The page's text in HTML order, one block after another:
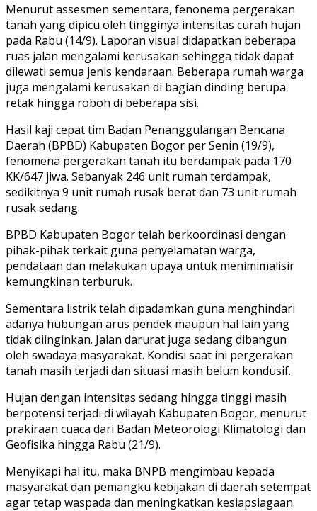
Menurut assesmen sementara, fenonema pergerakan
tanah yang dipicu oleh tingginya intensitas curah hujan
pada Rabu (14/9). Laporan visual didapatkan beberapa
ruas jalan mengalami kerusakan sehingga tidak dapat
dilewati semua jenis kendaraan. Beberapa rumah warga
juga mengalami kerusakan di bagian dinding berupa
retak hingga roboh di beberapa sisi.
Hasil kaji cepat tim Badan Penanggulangan Bencana
Daerah (BPBD) Kabupaten Bogor per Senin (19/9),
fenomena pergerakan tanah itu berdampak pada 170
KK/647 jiwa. Sebanyak 246 unit rumah terdampak,
sedikitnya 9 unit rumah rusak berat dan 73 unit rumah
rusak sedang.
BPBD Kabupaten Bogor telah berkoordinasi dengan
pihak-pihak terkait guna penyelamatan warga,
pendataan dan melakukan upaya untuk menimimalisir
kemungkinan terburuk.
Sementara listrik telah dipadamkan guna menghindari
adanya hubungan arus pendek maupun hal lain yang
tidak diinginkan. Jalan darurat juga sedang dibangun
oleh swadaya masyarakat. Kondisi saat ini pergerakan
tanah masih terjadi dan situasi masih belum kondusif.
Hujan dengan intensitas sedang hingga tinggi masih
berpotensi terjadi di wilayah Kabupaten Bogor, menurut
prakiraan cuaca dari Badan Meteorologi Klimatologi dan
Geofisika hingga Rabu (21/9).
Menyikapi hal itu, maka BNPB mengimbau kepada
masyarakat dan pemangku kebijakan di daerah setempat
agar tetap waspada dan meningkatkan kesiapsiagaan.